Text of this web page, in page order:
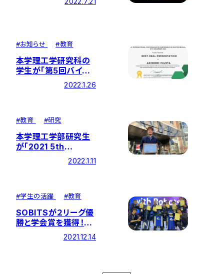
に出会えた場所』
#お知らせ #教育
本学理工学研究科の
学生が「第5回バイオ
テクノロジー大学院生
国際会議」で最優秀口
2022.1.26
#教育 #研究
本学理工学部研究生
が「2021 5th
International
Conference on
のベストプレゼンテー
ション賞を受賞
2022.1.11
#学生の活躍 #教育
SOBITSが２リーグ優
勝と学会賞を獲得！～
「RoboCup Asia-
Pacific 2021 Aichi
2021.12.14